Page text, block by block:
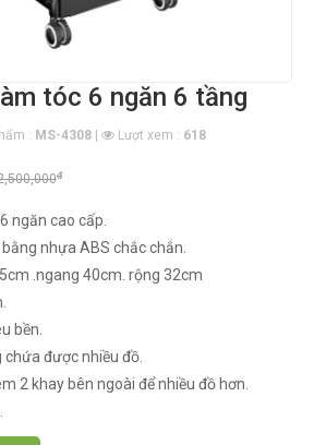
tóc 6 ngăn 6 tầng
: MS-4308 Lượt xem : 618
đ
ngăn cao cấp.
nhựa ABS chắc chắn.
.ngang 40cm. rộng 32cm
bền.
được nhiều đồ.
2 khay bên ngoài để nhiều đồ hơn.